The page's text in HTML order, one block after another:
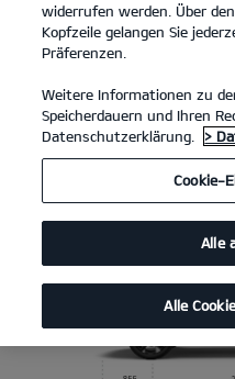
Kia Stonic 1.0 T-GDI 48V GT-Line
Kraftstoffverbrauch kombiniert 5,7 l/
128 g/km. CO₂-Klasse D.
Abmessungen
widerrufen werden. Über
Kopfzeile gelangen Sie
Präferenzen.
Weitere Informationen zu
Speicherdauern und Ihren
Datenschutzerklärung.
>
Cookie-
Alle
Alle